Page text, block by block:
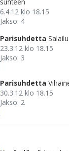
6.4.12 klo 18.15
Jakso: 4
Parisuhdetta
23.3.12 klo 18.15
Jakso: 3
Parisuhdetta
30.3.12 klo 18.15
Jakso: 2